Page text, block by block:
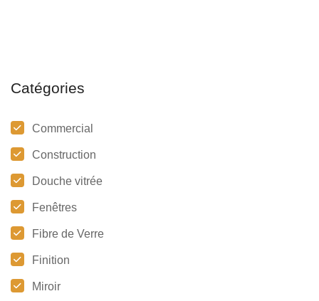
Catégories
Commercial
Construction
Douche vitrée
Fenêtres
Fibre de Verre
Finition
Miroir